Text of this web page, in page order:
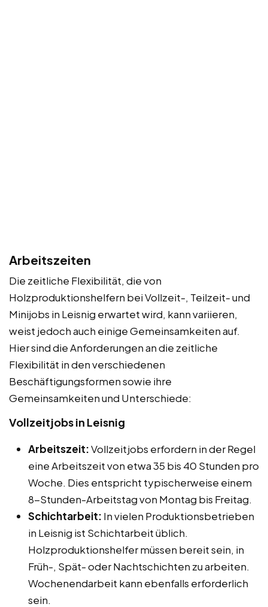
Arbeitszeiten
Die zeitliche Flexibilität, die von
Holzproduktionshelfern bei Vollzeit-, Teilzeit- und
Minijobs in Leisnig erwartet wird, kann variieren,
weist jedoch auch einige Gemeinsamkeiten auf.
Hier sind die Anforderungen an die zeitliche
Flexibilität in den verschiedenen
Beschäftigungsformen sowie ihre
Gemeinsamkeiten und Unterschiede:
Vollzeitjobs in Leisnig
Arbeitszeit:Vollzeitjobs erfordern in der Regel
eine Arbeitszeit von etwa 35 bis 40 Stunden pro
Woche. Dies entspricht typischerweise einem
8-Stunden-Arbeitstag von Montag bis Freitag.
Schichtarbeit: In vielen Produktionsbetrieben
in Leisnig ist Schichtarbeit üblich.
Holzproduktionshelfer müssen bereit sein, in
Früh-, Spät- oder Nachtschichten zu arbeiten.
Wochenendarbeit kann ebenfalls erforderlich
sein.